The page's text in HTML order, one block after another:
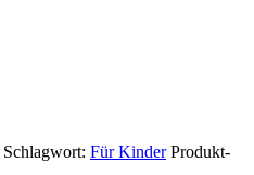
Schlagwort: Für Kinder Produkt-